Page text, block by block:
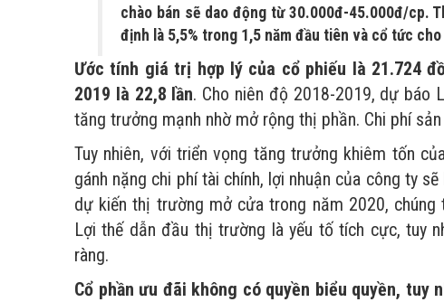
chào bán sẽ dao động từ 30.000đ-45.000đ/cp.
định là 5,5% trong 1,5 năm đầu tiên và cổ tức
Ước tính giá trị hợp lý của cổ phiếu là 21.724
2019 là 22,8 lần. Cho niên độ 2018-2019, dự báo
tăng trưởng mạnh nhờ mở rộng thị phần. Chi phí
Tuy nhiên, với triển vọng tăng trưởng khiêm tốn
gánh nặng chi phí tài chính, lợi nhuận của công ty
dự kiến thị trường mở cửa trong năm 2020,
Lợi thế dẫn đầu thị trường là yếu tố tích cực, tuy
ràng.
Cổ phần ưu đãi không có quyền biểu quyền,